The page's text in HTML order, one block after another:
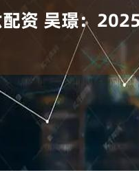
14070.78 -73.43